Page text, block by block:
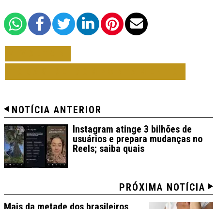
NOTÍCIA ANTERIOR
Instagram atinge 3 bilhões de
usuários e prepara mudanças no
Reels; saiba quais
PRÓXIMA NOTÍCIA